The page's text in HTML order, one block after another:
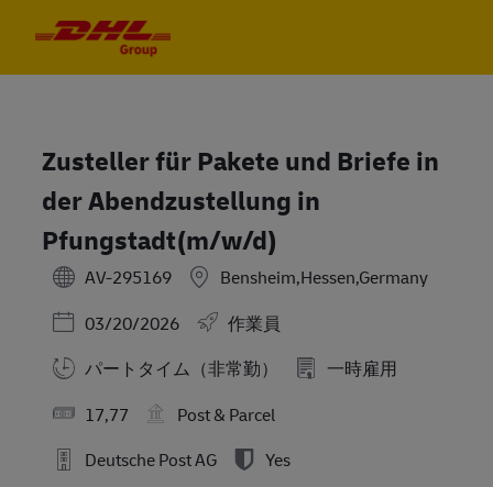
Zusteller für Pakete und Briefe in
der Abendzustellung in
Pfungstadt(m/w/d)
AV-295169
Bensheim,Hessen,Germany
Posted Date
03/20/2026
作業員
パートタイム（非常勤）
一時雇用
17,77
Post & Parcel
Deutsche Post AG
Yes